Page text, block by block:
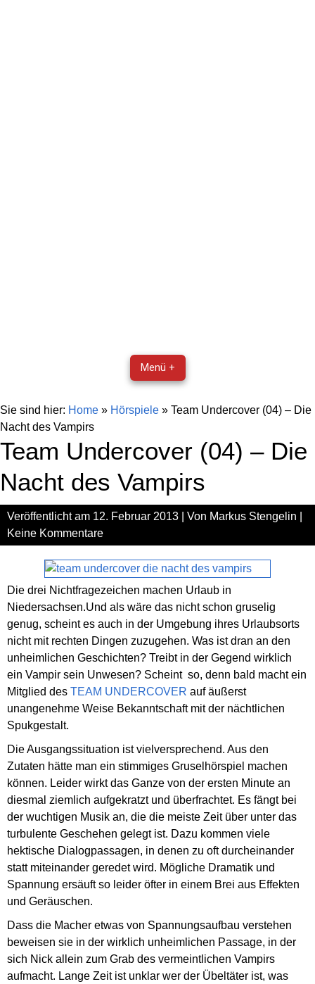
Menü +
Sie sind hier: Home » Hörspiele » Team Undercover (04) – Die
Nacht des Vampirs
Team Undercover (04) – Die
Nacht des Vampirs
Veröffentlicht am 12. Februar 2013 | Von Markus Stengelin
Keine Kommentare
Die drei Nichtfragezeichen machen Urlaub in
Niedersachsen.Und als wäre das nicht schon gruselig
genug, scheint es auch in der Umgebung ihres Urlaubsorts
nicht mit rechten Dingen zuzugehen. Was ist dran an den
unheimlichen Geschichten? Treibt in der Gegend wirklich
ein Vampir sein Unwesen? Scheint so, denn bald macht ein
Mitglied des TEAM UNDERCOVER auf äußerst
unangenehme Weise Bekanntschaft mit der nächtlichen
Spukgestalt.
Die Ausgangssituation ist vielversprechend. Aus den
Zutaten hätte man ein stimmiges Gruselhörspiel machen
können. Leider wirkt das Ganze von der ersten Minute an
diesmal ziemlich aufgekratzt und überfrachtet. Es fängt bei
der wuchtigen Musik an, die die meiste Zeit über unter das
turbulente Geschehen gelegt ist. Dazu kommen viele
hektische Dialogpassagen, in denen zu oft durcheinander
statt miteinander geredet wird. Mögliche Dramatik und
Spannung ersäuft so leider öfter in einem Brei aus Effekten
und Geräuschen.
Dass die Macher etwas von Spannungsaufbau verstehen
beweisen sie in der wirklich unheimlichen Passage, in der
sich Nick allein zum Grab des vermeintlichen Vampirs
aufmacht. Lange Zeit ist unklar wer der Übeltäter ist, was